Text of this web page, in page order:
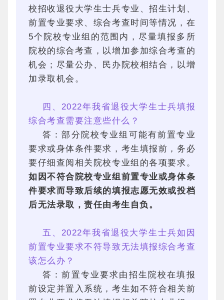
校招收退役大学生士兵专业、招生计划、
前置专业要求、综合考查时间等情况，在
5个院校专业组的范围内，尽量填报多所
院校的综合考查，以增加参加综合考查的
机会；尽量公办、民办院校相结合，以增
加录取机会。
四、2022年我省退役大学生士兵填报
综合考查需要注意些什么？
答：部分院校专业组可能有前置专业
要求或身体条件要求，考生填报前，务必
要仔细查阅相关院校专业组的各项要求。
如因不符合院校专业组前置专业或身体条
件要求而导致后续的填报志愿无效或投档
后无法录取，责任由考生自负。
五、2022年我省退役大学生士兵如因
前置专业要求不符导致无法填报综合考查
该怎么办？
答：前置专业要求由招生院校在填报
前设定并置入系统，考生如不符合相关前